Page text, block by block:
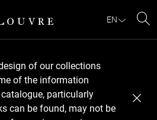
EN
of our collections
of the information
particularly
can be found, may not be